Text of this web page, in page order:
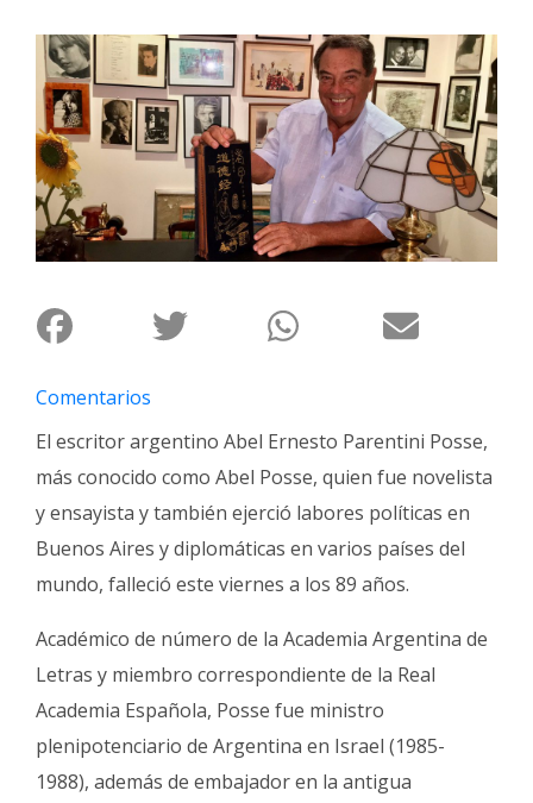
Interés
General
La
Ciudad
Deportes
Arte
y
Policiales
de
Familia
Clasificados
Comentarios
El escritor argentino Abel Ernesto Parentini Posse,
más conocido como Abel Posse, quien fue novelista
y ensayista y también ejerció labores políticas en
Buenos Aires y diplomáticas en varios países del
mundo, falleció este viernes a los 89 años.
Académico de número de la Academia Argentina de
Letras y miembro correspondiente de la Real
Academia Española, Posse fue ministro
plenipotenciario de Argentina en Israel (1985-
1988), además de embajador en la antigua